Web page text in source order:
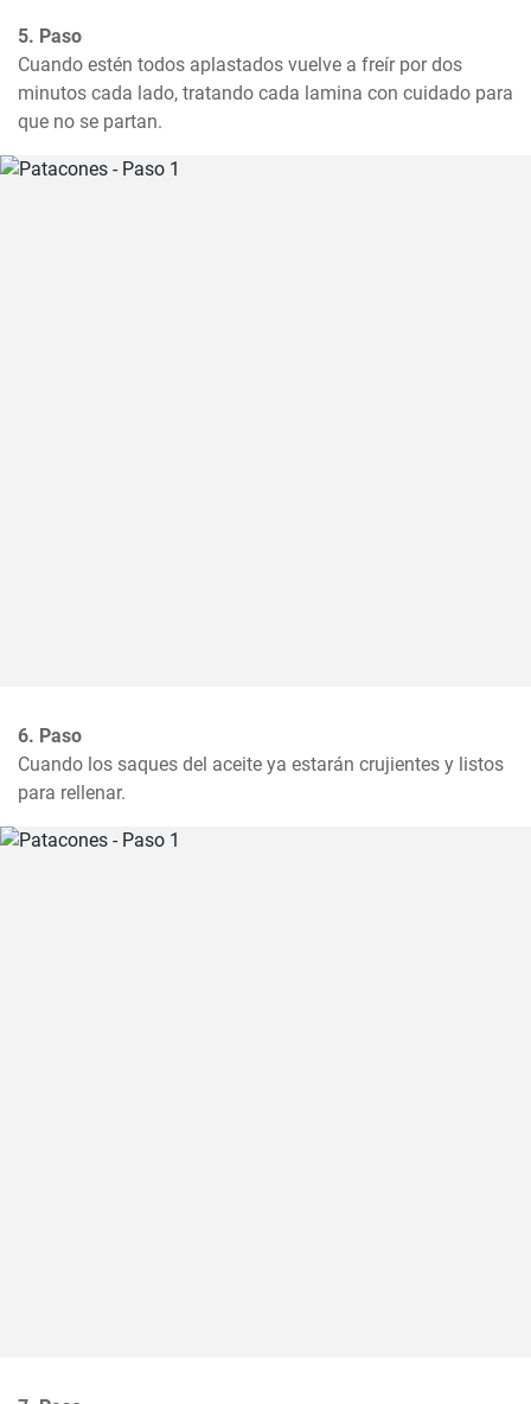
5. Paso
Cuando estén todos aplastados vuelve a freír por dos
minutos cada lado, tratando cada lamina con cuidado para
que no se partan.
6. Paso
Cuando los saques del aceite ya estarán crujientes y listos
para rellenar.